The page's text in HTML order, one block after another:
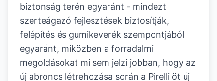
biztonság terén egyaránt - mindezt
szerteágazó fejlesztések biztosítják,
felépítés és gumikeverék szempontjából
egyaránt, miközben a forradalmi
megoldásokat mi sem jelzi jobban, hogy az
új abroncs létrehozása során a Pirelli öt új